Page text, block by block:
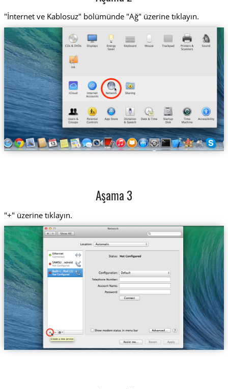
"İnternet ve Kablosuz" bölümünde "Ağ" üzerine tıklayın.
Aşama 3
"+" üzerine tıklayın.